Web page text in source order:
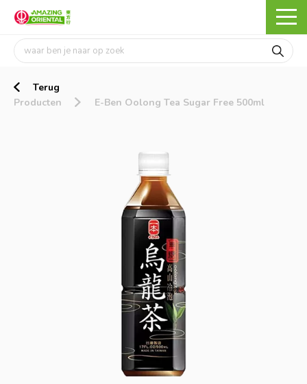
Terug
Producten
E-Ben Oolong Tea Sugar Free 500ml